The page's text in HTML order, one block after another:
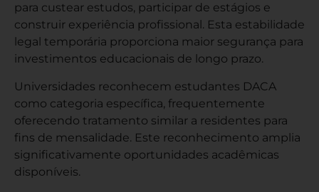
para custear estudos, participar de estágios e
construir experiência profissional. Esta estabilidade
legal temporária proporciona maior segurança para
investimentos educacionais de longo prazo.
Universidades reconhecem estudantes DACA
como categoria específica, frequentemente
oferecendo tratamento similar a residentes para
fins de mensalidade. Este reconhecimento amplia
significativamente oportunidades acadêmicas
disponíveis.